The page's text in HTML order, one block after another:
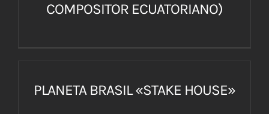
COMPOSITOR ECUATORIANO)
PLANETA BRASIL «STAKE HOUSE»